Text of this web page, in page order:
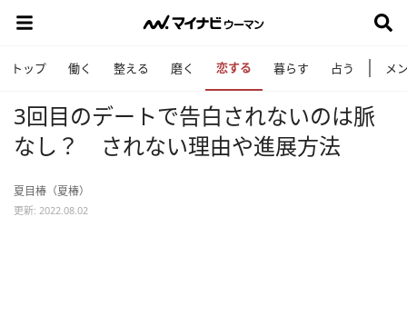
トップ 働く 整える 磨く 恋する 暮らす 占う メ
3回目のデートで告白されないのは脈
なし？ されない理由や進展方法
夏目椿（夏椿）
更新: 2022.08.02